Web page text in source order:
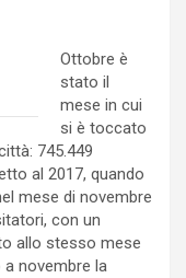
Ottobre è
stato il
mese in cui
si è toccato
745.449
al 2017, quando
mese di novembre
con un
allo stesso mese
a novembre la